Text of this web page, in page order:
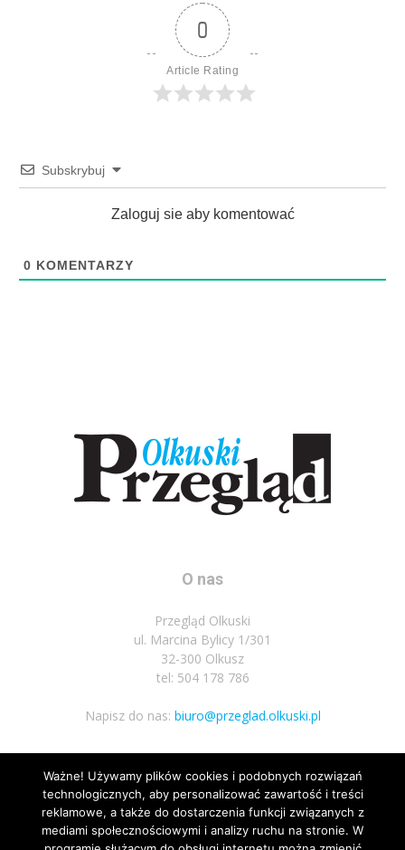
0
Article Rating
Subskrybuj
Zaloguj sie aby komentować
0 KOMENTARZY
O nas
Przegląd Olkuski
ul. Marcina Bylicy 1/301
32-300 Olkusz
tel: 504 178 786
Napisz do nas: biuro@przeglad.olkuski.pl
Podążaj za nami
Ważne! Używamy plików cookies i podobnych rozwiązań
technologicznych, aby personalizować zawartość i treści
reklamowe, a także do dostarczenia funkcji związanych z
mediami społecznościowymi i analizy ruchu na stronie. W